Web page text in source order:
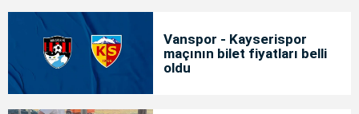
Vanspor - Kayserispor
maçının bilet fiyatları belli
oldu